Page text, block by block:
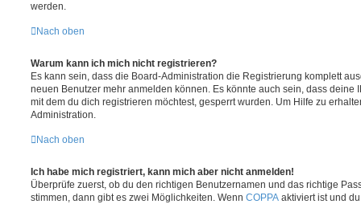
werden.
Nach oben
Warum kann ich mich nicht registrieren?
Es kann sein, dass die Board-Administration die Registrierung komplett
neuen Benutzer mehr anmelden können. Es könnte auch sein, dass deine
mit dem du dich registrieren möchtest, gesperrt wurden. Um Hilfe zu
Administration.
Nach oben
Ich habe mich registriert, kann mich aber nicht anmelden!
Überprüfe zuerst, ob du den richtigen Benutzernamen und das richtige
stimmen, dann gibt es zwei Möglichkeiten. Wenn COPPA aktiviert ist und